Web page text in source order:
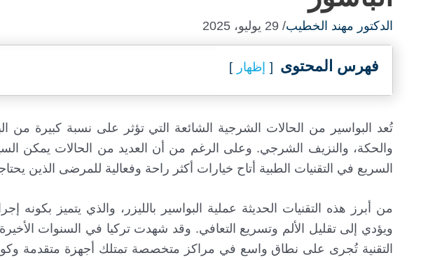
الدكتور مهند الخطيب/ 29 يوليو، 2025
فهرس المحتوى إظهار
تُعد البواسير من الحالات الشرجية الشائعة التي تؤثر على نسبة كبيرة من
والحكة، والنزيف الشرجي. وعلى الرغم من أن العديد من الحالات يمكن
السريع في التقنيات الطبية أتاح خيارات أكثر راحة وفعالية للمرضى الذين
من أبرز هذه التقنيات الحديثة عملية البواسير بالليزر، والذي يتميز
ويؤدي إلى تقليل الألم وتسريع التعافي. وقد شهدت تركيا في السنوات
التقنية تُجرى على نطاق واسع في مراكز متخصصة تمتلك أجهزة متقدمة